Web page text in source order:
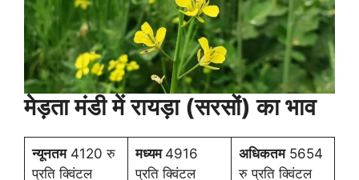
मेड़ता मंडी में रायड़ा (सरसों) का भाव
न्यूनतम4120 रु
प्रति क्विंटल
मध्यम 4916
प्रति क्विंटल
अधिकतम5654
रु प्रति क्विंटल